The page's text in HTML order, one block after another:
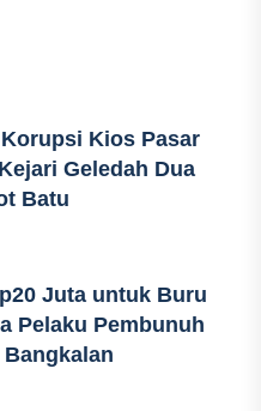
Kios Pasar
Geledah Dua
Batu
Juta untuk Buru
Pelaku Pembunuh